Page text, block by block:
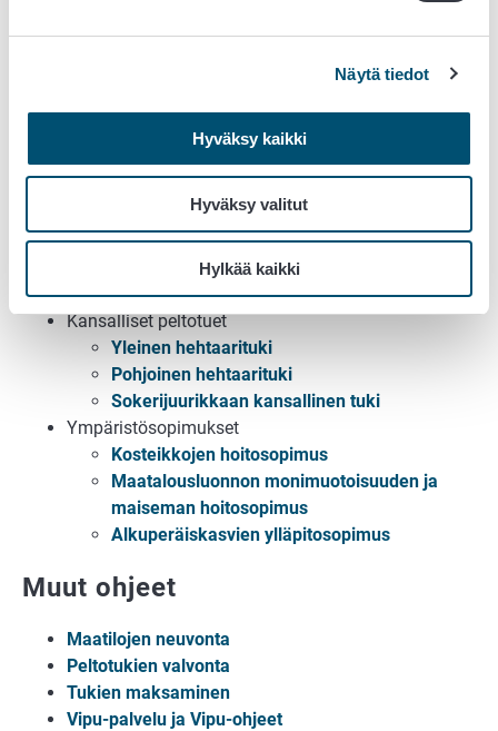
Näytä tiedot
Hyväksy kaikki
Hyväksy valitut
Hylkää kaikki
Ekojärjestelmätuki
Ympäristökorvaus(täydennetty 29.5.2026)
Luonnonmukaisen tuotannon korvaus
Tärkkelysperunapalkkio
Nuorten viljelijöiden tuet
Nuorten viljelijöiden tulotuki
Nuorten viljelijöiden tuki
Kansalliset peltotuet
Yleinen hehtaarituki
Pohjoinen hehtaarituki
Sokerijuurikkaan kansallinen tuki
Ympäristösopimukset
Kosteikkojen hoitosopimus
Maatalousluonnon monimuotoisuuden ja
maiseman hoitosopimus
Alkuperäiskasvien ylläpitosopimus
Muut ohjeet
Maatilojen neuvonta
Peltotukien valvonta
Tukien maksaminen
Vipu-palvelu ja Vipu-ohjeet